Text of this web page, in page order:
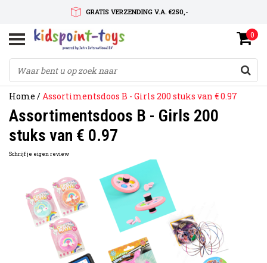
GRATIS VERZENDING V.A. €250,-
SNELLE LEVERTIJD
SERVICE OP MAAT
0
Home / Assortimentsdoos B - Girls 200 stuks van € 0.97
Assortimentsdoos B - Girls 200
stuks van € 0.97
Schrijf je eigen review